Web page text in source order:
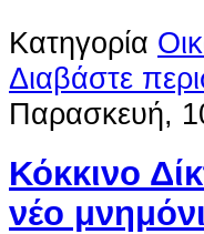
Κατηγορία
Διαβάστε
Παρασκευή,
Κόκκινο
νέο